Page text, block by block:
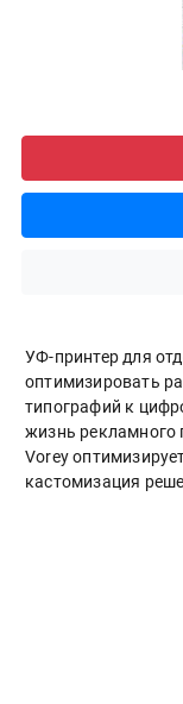
УФ-принтер для
оптимизировать
типографий к
жизнь рекламного
Vorey
кастомизация